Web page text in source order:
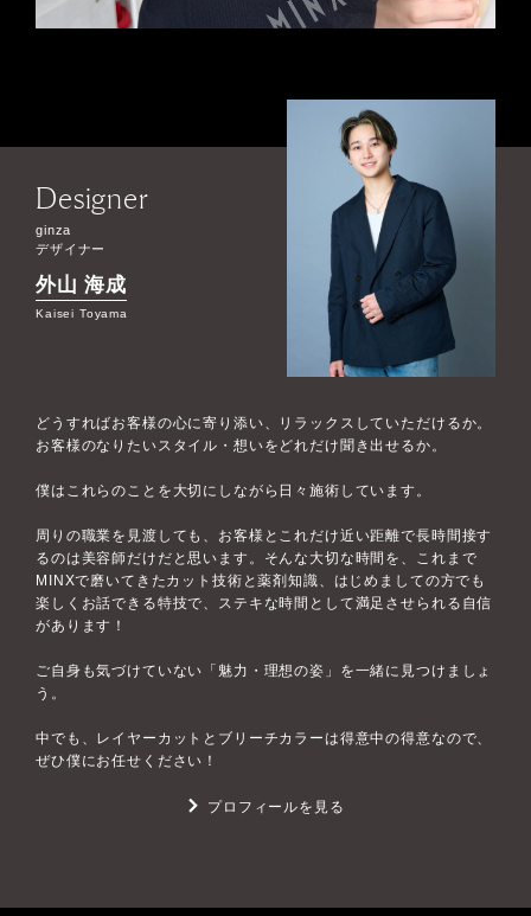
Designer
ginza
デザイナー
外山 海成
Kaisei Toyama
どうすればお客様の心に寄り添い、リラックスしていただけるか。
お客様のなりたいスタイル・想いをどれだけ聞き出せるか。
僕はこれらのことを大切にしながら日々施術しています。
周りの職業を見渡しても、お客様とこれだけ近い距離で長時間接す
るのは美容師だけだと思います。そんな大切な時間を、これまで
MINXで磨いてきたカット技術と薬剤知識、はじめましての方でも
楽しくお話できる特技で、ステキな時間として満足させられる自信
があります！
ご自身も気づけていない「魅力・理想の姿」を一緒に見つけましょ
う。
中でも、レイヤーカットとブリーチカラーは得意中の得意なので、
ぜひ僕にお任せください！
プロフィールを見る